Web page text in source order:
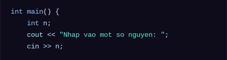
int main()
{
int n;
    cout <<
"Nhap vao mot so nguyen: " ;
    cin >> n;